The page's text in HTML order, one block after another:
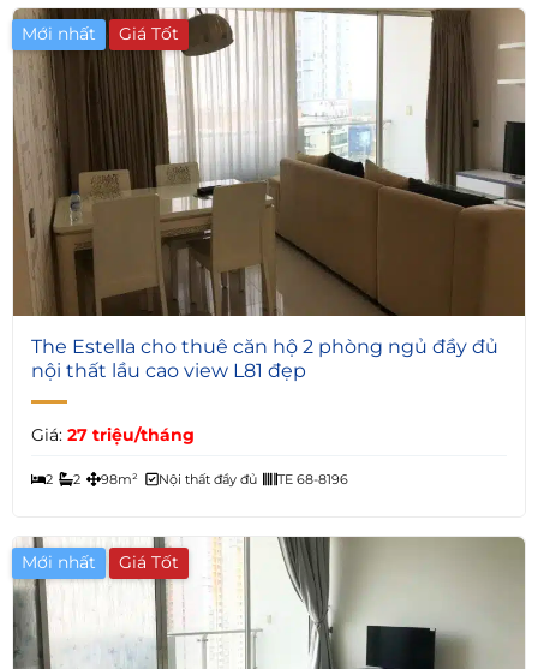
Mới nhất Giá Tốt
6
The Estella cho thuê căn hộ 2 phòng ngủ đầy đủ
nội thất lầu cao view L81 đẹp
Giá: 27 triệu/tháng
2 2 98m² Nội thất đầy đủ TE 68-8196
Mới nhất Giá Tốt